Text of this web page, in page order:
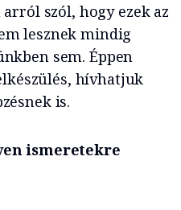
szól, hogy ezek az
lesznek mindig
sem. Éppen
hívhatjuk
is.
ismeretekre